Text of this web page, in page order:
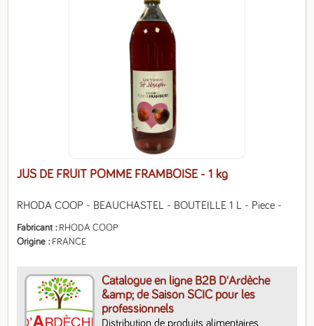
JUS DE FRUIT POMME FRAMBOISE - 1 kg
RHODA COOP - BEAUCHASTEL - BOUTEILLE 1 L - Piece -
Fabricant
RHODA COOP
Origine
FRANCE
Catalogue en ligne B2B D'Ardèche
&amp; de Saison SCIC pour les
professionnels
Distribution de produits alimentaires,